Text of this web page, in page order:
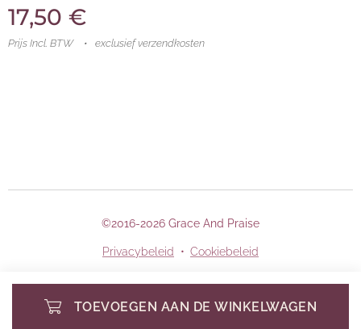
17,50 €
Prijs Incl. BTW exclusief verzendkosten
TOEVOEGEN AAN DE WINKELWAGEN
©2016-2026 Grace And Praise
Privacybeleid Cookiebeleid